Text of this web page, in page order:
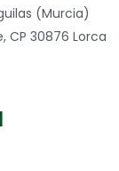
(Murcia)
CP 30876 Lorca